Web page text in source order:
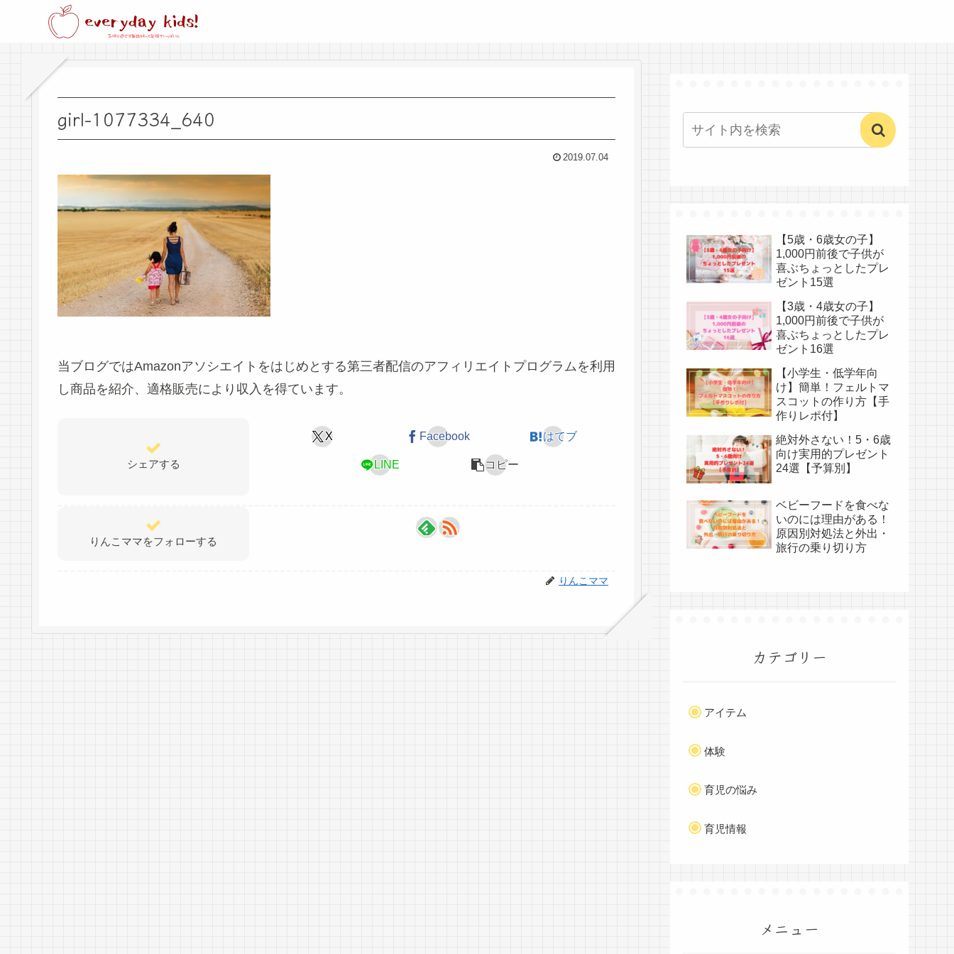
girl-1077334_640
2019.07.04
当ブログではAmazonアソシエイトをはじめとする第三者配信のアフィリエイトプログラムを利用
し商品を紹介、適格販売により収入を得ています。
シェアする
X Facebook はてブ
LINE コピー
りんこママをフォローする
りんこママ
【5歳・6歳女の子】
1,000円前後で子供が
喜ぶちょっとしたプレ
ゼント15選
【3歳・4歳女の子】
1,000円前後で子供が
喜ぶちょっとしたプレ
ゼント16選
【小学生・低学年向
け】簡単！フェルトマ
スコットの作り方【手
作りレポ付】
絶対外さない！5・6歳
向け実用的プレゼント
24選【予算別】
ベビーフードを食べな
いのには理由がある！
原因別対処法と外出・
旅行の乗り切り方
カテゴリー
アイテム
体験
育児の悩み
育児情報
メニュー